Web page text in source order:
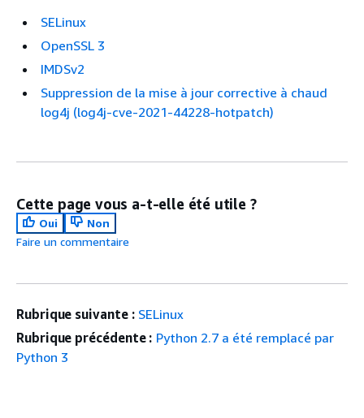
SELinux
OpenSSL 3
IMDSv2
Suppression de la mise à jour corrective à chaud
log4j (log4j-cve-2021-44228-hotpatch)
Cette page vous a-t-elle été utile ?
Oui
Non
Faire un commentaire
Rubrique suivante : SELinux
Rubrique précédente : Python 2.7 a été remplacé par
Python 3